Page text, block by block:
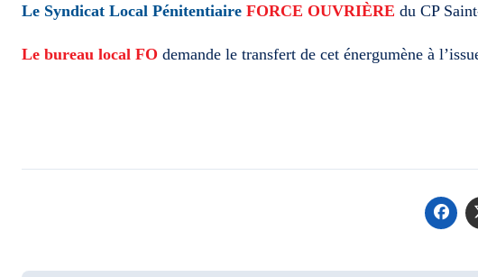
Le Syndicat Local Pénitentiaire FORCE OUVRIÈRE du CP
Le bureau local FO demande le transfert de cet énergumène à